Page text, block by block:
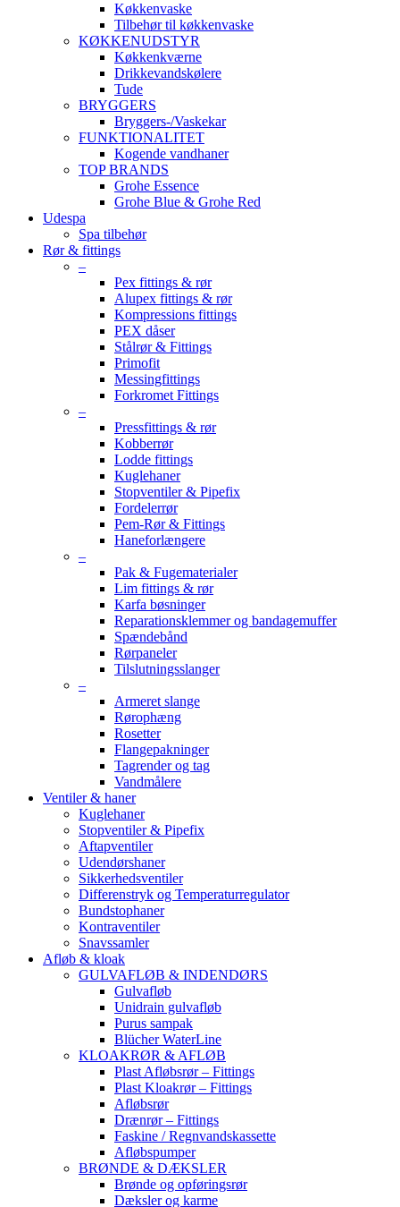
Køkkenvaske
Tilbehør til køkkenvaske
KØKKENUDSTYR
Køkkenkværne
Drikkevandskølere
Tude
BRYGGERS
Bryggers-/Vaskekar
FUNKTIONALITET
Kogende vandhaner
TOP BRANDS
Grohe Essence
Grohe Blue & Grohe Red
Udespa
Spa tilbehør
Rør & fittings
–
Pex fittings & rør
Alupex fittings & rør
Kompressions fittings
PEX dåser
Stålrør & Fittings
Primofit
Messingfittings
Forkromet Fittings
–
Pressfittings & rør
Kobberrør
Lodde fittings
Kuglehaner
Stopventiler & Pipefix
Fordelerrør
Pem-Rør & Fittings
Haneforlængere
–
Pak & Fugematerialer
Lim fittings & rør
Karfa bøsninger
Reparationsklemmer og bandagemuffer
Spændebånd
Rørpaneler
Tilslutningsslanger
–
Armeret slange
Rørophæng
Rosetter
Flangepakninger
Tagrender og tag
Vandmålere
Ventiler & haner
Kuglehaner
Stopventiler & Pipefix
Aftapventiler
Udendørshaner
Sikkerhedsventiler
Differenstryk og Temperaturregulator
Bundstophaner
Kontraventiler
Snavssamler
Afløb & kloak
GULVAFLØB & INDENDØRS
Gulvafløb
Unidrain gulvafløb
Purus sampak
Blücher WaterLine
KLOAKRØR & AFLØB
Plast Afløbsrør – Fittings
Plast Kloakrør – Fittings
Afløbsrør
Drænrør – Fittings
Faskine / Regnvandskassette
Afløbspumper
BRØNDE & DÆKSLER
Brønde og opføringsrør
Dæksler og karme